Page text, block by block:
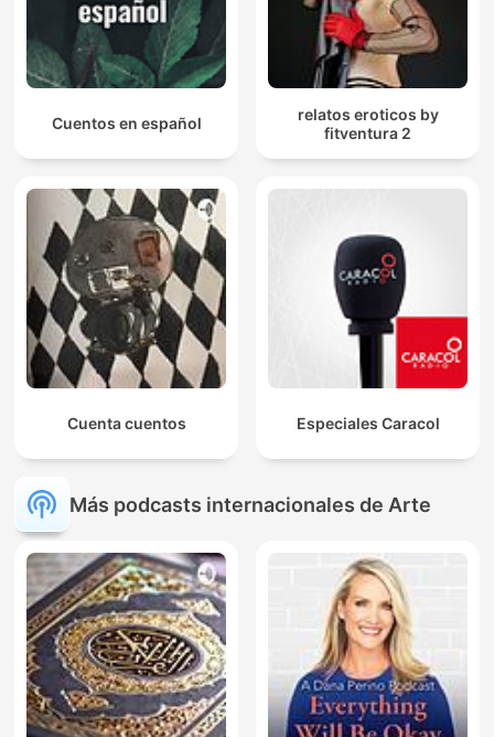
Cuentos en español
relatos eroticos by
fitventura 2
Cuenta cuentos Especiales Caracol
Más podcasts internacionales de Arte